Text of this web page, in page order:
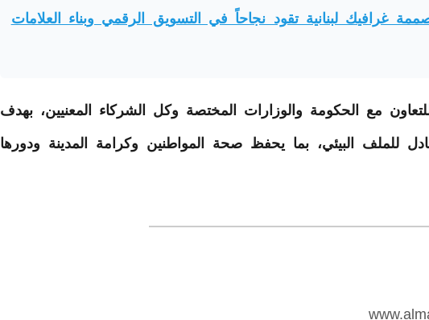
غرافيك لبنانية تقود نجاحاً في التسويق الرقمي وبناء العلامات
مع الحكومة والوزارات المختصة وكل الشركاء المعنيين، بهدف
للملف البيئي، بما يحفظ صحة المواطنين وكرامة المدينة ودورها